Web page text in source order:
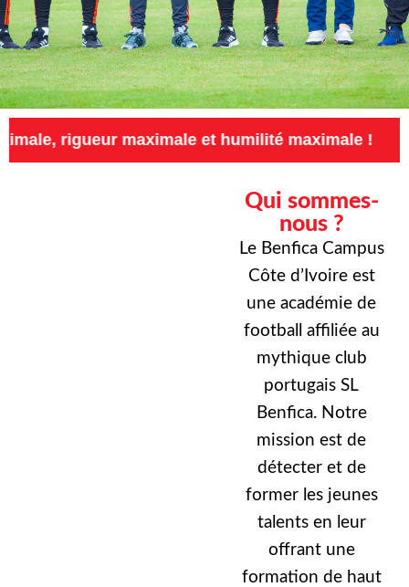
maximale et humilité maximale !
Qui sommes-
nous ?
Le Benfica Campus
Côte d’Ivoire est
une académie de
football affiliée au
mythique club
portugais SL
Benfica. Notre
mission est de
détecter et de
former les jeunes
talents en leur
offrant une
formation de haut